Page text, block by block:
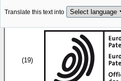
Translate this text into
(19)